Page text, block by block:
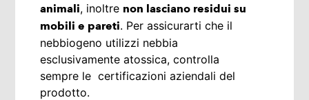
animali, inoltre non lasciano residui su
mobili e pareti. Per assicurarti che il
nebbiogeno utilizzi nebbia
esclusivamente atossica, controlla
sempre le certificazioni aziendali del
prodotto.